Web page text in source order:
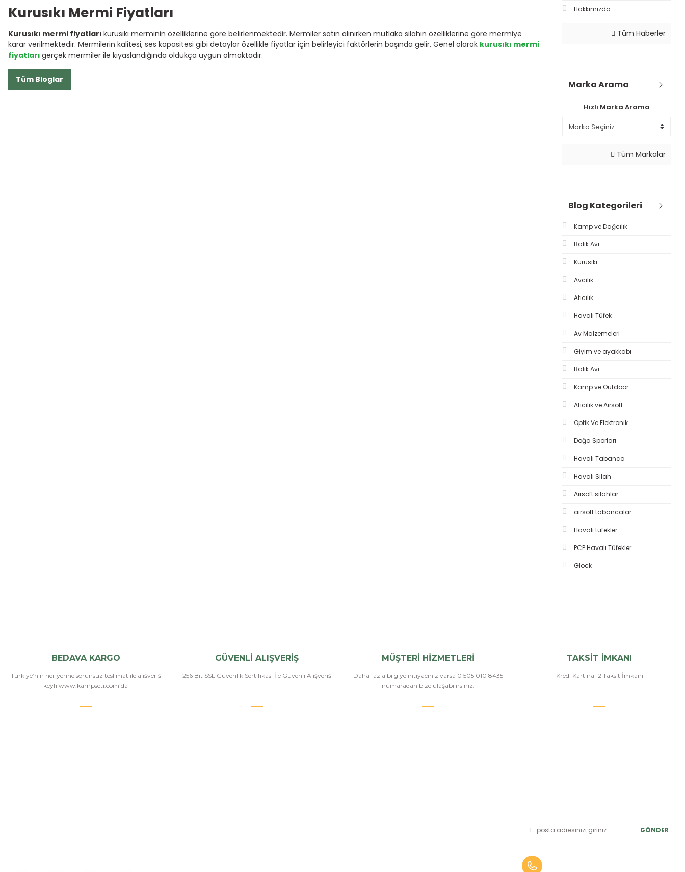
Kurusıkı Mermi Fiyatları
Kurusıkı mermi fiyatları kurusıkı merminin özelliklerine göre belirlenmektedir. Mermiler satın alınırken mutlaka silahın özelliklerine göre mermiye
karar verilmektedir. Mermilerin kalitesi, ses kapasitesi gibi detaylar özellikle fiyatlar için belirleyici faktörlerin başında gelir. Genel olarak kurusıkı mermi
fiyatları gerçek mermiler ile kıyaslandığında oldukça uygun olmaktadır.
Tüm Bloglar
Hakkımızda
Tüm Haberler
Marka Arama
Hızlı Marka Arama
Tüm Markalar
Blog Kategorileri
Kamp ve Dağcılık
Balık Avı
Kurusıkı
Avcılık
Atıcılık
Havalı Tüfek
Av Malzemeleri
Giyim ve ayakkabı
Balık Avı
Kamp ve Outdoor
Atıcılık ve Airsoft
Optik Ve Elektronik
Doğa Sporları
Havalı Tabanca
Havalı Silah
Airsoft silahlar
airsoft tabancalar
Havalı tüfekler
PCP Havalı Tüfekler
Glock
BEDAVA KARGO
Türkiye’nin her yerine sorunsuz teslimat ile alışveriş
keyfi www.kampseti.com’da
GÜVENLİ ALIŞVERİŞ
256 Bit SSL Güvenlik Sertifikası İle Güvenli Alışveriş
MÜŞTERİ HİZMETLERİ
Daha fazla bilgiye ihtiyacınız varsa 0 505 010 8435
numaradan bize ulaşabilirsiniz.
TAKSİT İMKANI
Kredi Kartına 12 Taksit İmkanı
GÖNDER